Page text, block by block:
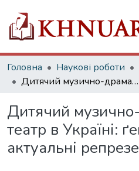
Головна Наукові роботи
Дитячий музично-драматичний театр в Україні: ґенеза, еволюція, актуальні репрезентації.
Дитячий
театр в Україні:
актуальні